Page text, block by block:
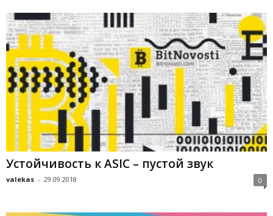
Устойчивость к ASIC – пустой звук
valekas - 29.09.2018 0